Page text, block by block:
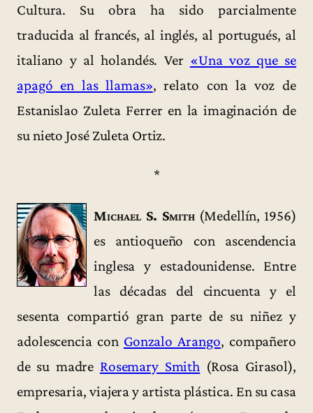
Cultura. Su obra ha sido parcialmente
traducida al francés, al inglés, al portugués, al
italiano y al holandés. Ver «Una voz que se
apagó en las llamas», relato con la voz de
Estanislao Zuleta Ferrer en la imaginación de
su nieto José Zuleta Ortiz.
*
Michael S. Smith (Medellín, 1956)
es antioqueño con ascendencia
inglesa y estadounidense. Entre
las décadas del cincuenta y el
sesenta compartió gran parte de su niñez y
adolescencia con Gonzalo Arango, compañero
de su madre Rosemary Smith (Rosa Girasol),
empresaria, viajera y artista plástica. En su casa